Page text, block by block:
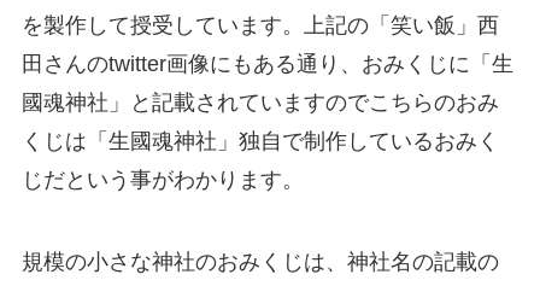
を製作して授受しています。上記の「笑い飯」西
田さんのtwitter画像にもある通り、おみくじに「生
國魂神社」と記載されていますのでこちらのおみ
くじは「生國魂神社」独自で制作しているおみく
じだという事がわかります。
規模の小さな神社のおみくじは、神社名の記載の